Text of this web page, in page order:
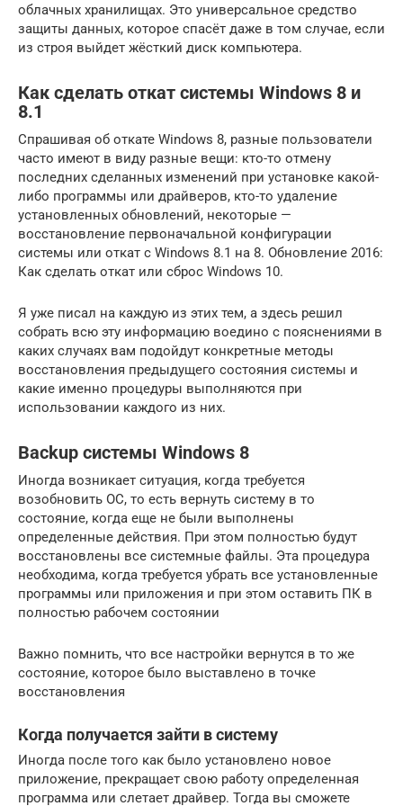
облачных хранилищах. Это универсальное средство
защиты данных, которое спасёт даже в том случае, если
из строя выйдет жёсткий диск компьютера.
Как сделать откат системы Windows 8 и
8.1
Спрашивая об откате Windows 8, разные пользователи
часто имеют в виду разные вещи: кто-то отмену
последних сделанных изменений при установке какой-
либо программы или драйверов, кто-то удаление
установленных обновлений, некоторые —
восстановление первоначальной конфигурации
системы или откат с Windows 8.1 на 8. Обновление 2016:
Как сделать откат или сброс Windows 10.
Я уже писал на каждую из этих тем, а здесь решил
собрать всю эту информацию воедино с пояснениями в
каких случаях вам подойдут конкретные методы
восстановления предыдущего состояния системы и
какие именно процедуры выполняются при
использовании каждого из них.
Backup системы Windows 8
Иногда возникает ситуация, когда требуется
возобновить ОС, то есть вернуть систему в то
состояние, когда еще не были выполнены
определенные действия. При этом полностью будут
восстановлены все системные файлы. Эта процедура
необходима, когда требуется убрать все установленные
программы или приложения и при этом оставить ПК в
полностью рабочем состоянии
Важно помнить, что все настройки вернутся в то же
состояние, которое было выставлено в точке
восстановления
Когда получается зайти в систему
Иногда после того как было установлено новое
приложение, прекращает свою работу определенная
программа или слетает драйвер. Тогда вы сможете